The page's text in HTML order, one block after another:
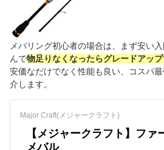
メバリング初心者の場合は、まず安い
んで物足りなくなったらグレードアッ
安価なだけでなく性能も良い、コスパ
介します。
Major Craft(メジャークラフト)
【メジャークラフト】ファ
メバル